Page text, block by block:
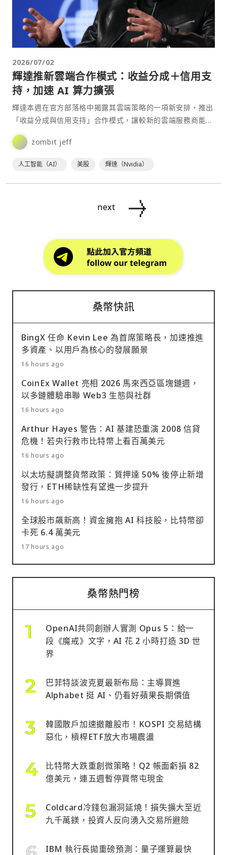
2026/07/02
輝達推新雲端合作模式：收益分成＋信用支
持，加速 AI 算力擴張
輝達本週在官方部落格中揭露其雲端策略的一項新安排，推出
「收益分成與信用支持」合作模式，讓較新的雲端服務商能在
不完全承擔龐大資本支出的情況下部署大量GPU基礎設施，
進⋯ zombit jeff
人工智能（AI） 美股 輝達（Nvidia）
next
桑幣快訊
BingX 任命 Kevin Lee 為首席策略長，加速推進
多資產、以用戶為核心的發展願景
16 hours ago
CoinEx Wallet 亮相 2026 馬來西亞區塊鏈週，
以多鏈體驗串聯 Web3 生態與社群
16 hours ago
Arthur Hayes 警告：AI 基建恐重演 2008 信貸
危機！若央行救市比特幣上看百萬美元
16 hours ago
以太坊擬調整貨幣政策：質押達 50% 後停止新增
發行，ETH稀缺性有望進一步提升
16 hours ago
全球股市飆新高！資金擁抱 AI 科技股，比特幣卻
卡死 6.4 萬美元
17 hours ago
桑幣熱門榜
OpenAI共同創辦人實測 Opus 5：給一
段《魔戒》文字，AI 花 2 小時打造 3D 世
界
巴菲特談波克夏最新布局：主導買進
Alphabet 挺 AI、仍看好蘋果長期價值
韓國散戶加速撤離股市！KOSPI 交易結構
惡化，槓桿ETF放大市場震盪
比特幣大跌重創微策略！Q2 帳面虧損 82
億美元，連五週暫停買幣屯現金
Coldcard冷錢包漏洞延燒！損失擴大至近
九千萬鎂，投資人反向湧入交易所避險
IBM 執行長拋重磅預測：量子運算最快